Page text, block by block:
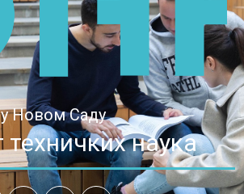
Новом Саду
техничких наука